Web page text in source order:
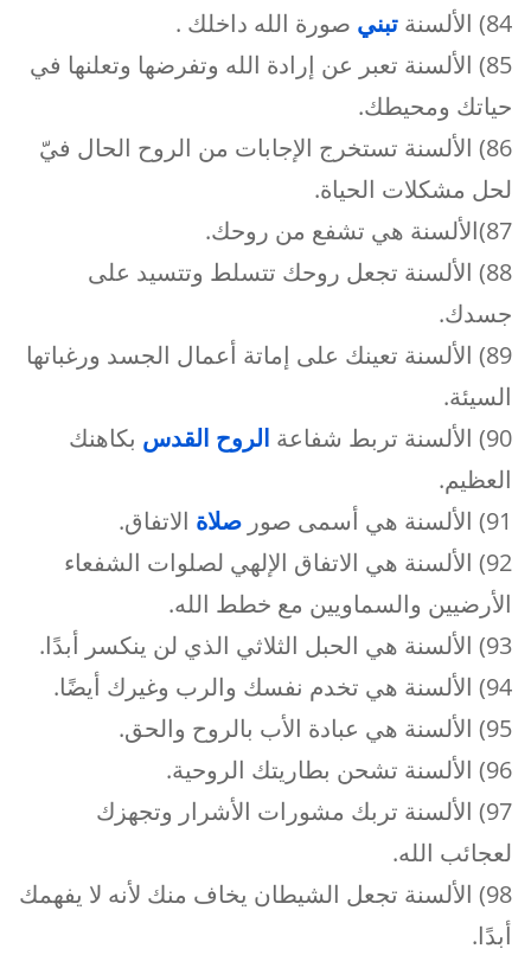
84) الألسنة
تبني صورة الله داخلك .
85) الألسنة تعبر عن إرادة الله وتفرضها وتعلنها في
حياتك ومحيطك.
86) الألسنة تستخرج الإجابات من الروح الحال فيّ
لحل مشكلات الحياة.
87)الألسنة هي تشفع من روحك.
88) الألسنة تجعل روحك تتسلط وتتسيد على
جسدك.
89) الألسنة تعينك على إماتة أعمال الجسد ورغباتها
السيئة.
90) الألسنة تربط شفاعة
الروح القدس بكاهنك
العظيم.
91) الألسنة هي أسمى صور
صلاة الاتفاق.
92) الألسنة هي الاتفاق الإلهي لصلوات الشفعاء
الأرضيين والسماويين مع خطط الله.
93) الألسنة هي الحبل الثلاثي الذي لن ينكسر أبدًا.
94) الألسنة هي تخدم نفسك والرب وغيرك أيضًا.
95) الألسنة هي عبادة الأب بالروح والحق.
96) الألسنة تشحن بطاريتك الروحية.
97) الألسنة تربك مشورات الأشرار وتجهزك
لعجائب الله.
98) الألسنة تجعل الشيطان يخاف منك لأنه لا يفهمك
أبدًا.